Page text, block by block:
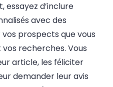
essayez d’inclure
avec des
prospects que vous
recherches. Vous
article, les féliciter
demander leur avis